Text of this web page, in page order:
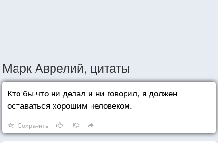
Марк Аврелий, цитаты
Кто бы что ни делал и ни говорил, я должен
оставаться хорошим человеком.
Сохранить